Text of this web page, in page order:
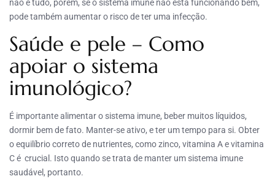
não é tudo, porém, se o sistema imune não está funcionando bem,
pode também aumentar o risco de ter uma infecção.
Saúde e pele – Como
apoiar o sistema
imunológico?
É importante alimentar o sistema imune, beber muitos líquidos,
dormir bem de fato. Manter-se ativo, e ter um tempo para si. Obter
o equilíbrio correto de nutrientes, como zinco, vitamina A e vitamina
C é crucial. Isto quando se trata de manter um sistema imune
saudável, portanto.